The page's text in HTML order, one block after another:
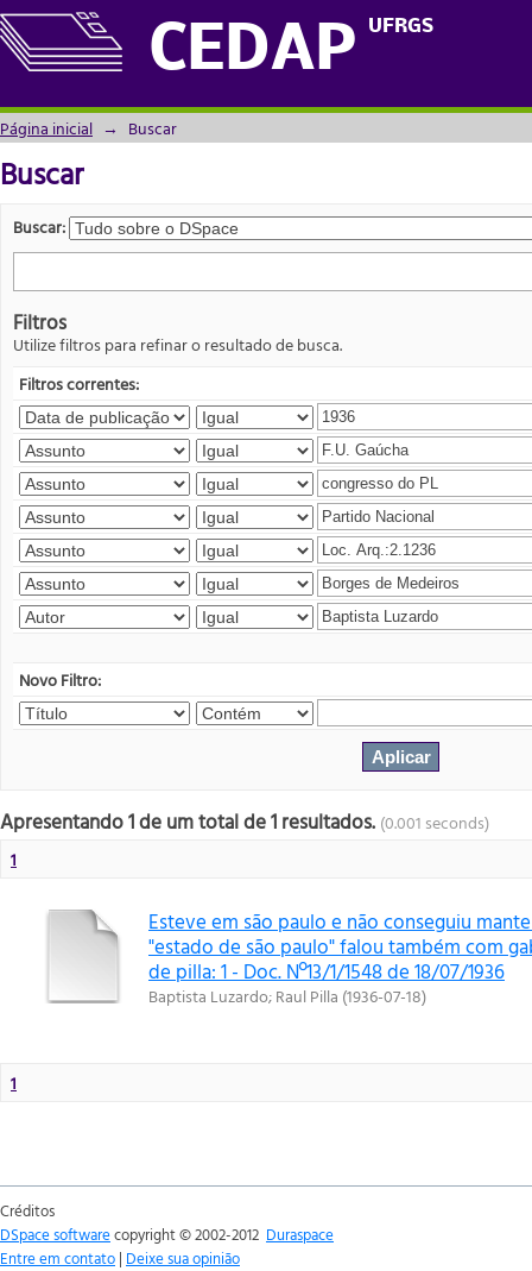
CEDAP UFRGS
Buscar
Página inicial → Buscar
Buscar
Buscar:
Filtros
Utilize filtros para refinar o resultado de busca.
Filtros correntes:
Novo Filtro:
Apresentando 1 de um total de 1 resultados. (0.001 seconds)
1
Esteve em são paulo e não conseguiu
"estado de são paulo" falou também com
de pilla: 1 - Doc. Nº13/1/1548 de 18/07/1936
Baptista Luzardo;Raul Pilla (1936-07-18)
1
Créditos
DSpace softwarecopyright © 2002-2012 Duraspace
Entre em contato | Deixe sua opinião